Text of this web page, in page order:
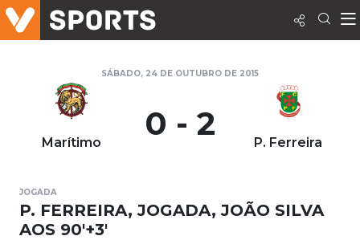
SÁBADO, 24 DE OUTUBRO DE 2015
Marítimo 0 - 2 P. Ferreira
JOGADA
P. FERREIRA, JOGADA, JOÃO SILVA
AOS 90'+3'